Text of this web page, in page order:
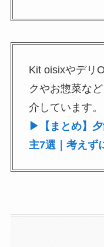
Kit oisixやデリ
クやお惣菜な
介しています。
▶【まとめ】
主7選｜考えず